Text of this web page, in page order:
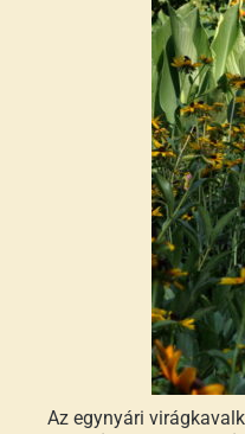
Az egynyári